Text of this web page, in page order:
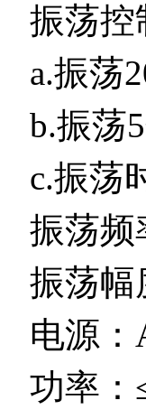
振荡
a.振荡
b.振荡
c.振荡
振荡
振荡幅
电源
功率